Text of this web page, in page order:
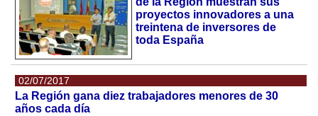
proyectos innovadores a una
treintena de inversores de
toda España
02/07/2017
La Región gana diez trabajadores menores de 30
años cada día